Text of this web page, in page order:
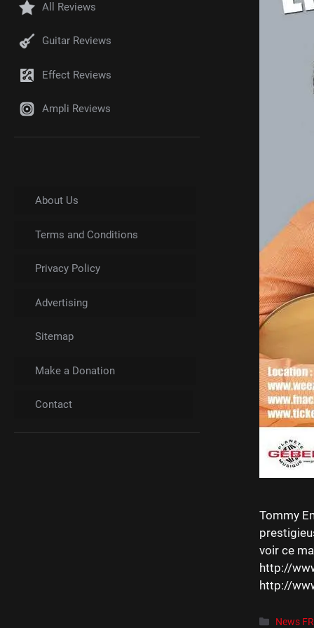
Tommy
voir ce
http://
http://
News FR
All Reviews
Guitar Reviews
Effect Reviews
Ampli Reviews
About Us
Terms and Conditions
Privacy Policy
Advertising
Sitemap
Make a Donation
Contact